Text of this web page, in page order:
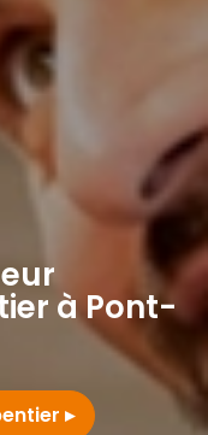
à Pont-